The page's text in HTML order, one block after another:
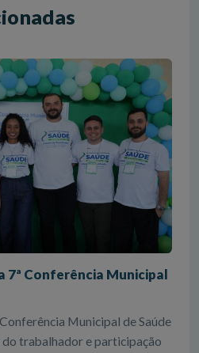
7ª Conferência Municipal
Municipal de Saúde
trabalhador e participação